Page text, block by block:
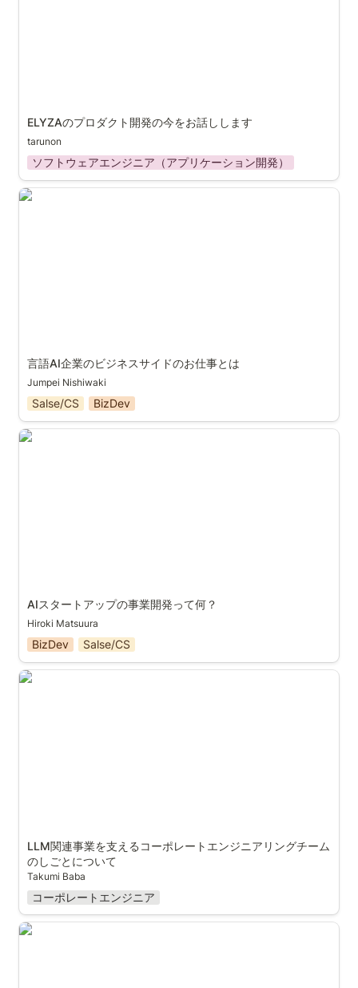
ELYZAのプロダクト開発の今をお話しします
tarunon
ソフトウェアエンジニア（アプリケーション開発）
言語AI企業のビジネスサイドのお仕事とは
言語AI企業のビジネスサイドのお仕事とは
Jumpei Nishiwaki
Salse/CS BizDev
AIスタートアップの事業開発って何？
AIスタートアップの事業開発って何？
Hiroki Matsuura
BizDev Salse/CS
LLM関連事業を支えるコーポレートエンジニアリングチ
LLM関連事業を支えるコーポレートエンジニアリングチーム
のしごとについて
Takumi Baba
コーポレートエンジニア
非IT企業からAI企業の事業開発に入ってみた